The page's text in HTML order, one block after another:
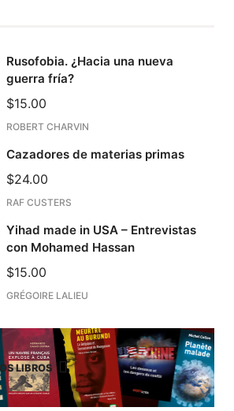
Rusofobia. ¿Hacia una nueva
guerra fría?
$15.00
ROBERT CHARVIN
Cazadores de materias primas
$24.00
RAF CUSTERS
Yihad made in USA – Entrevistas
con Mohamed Hassan
$15.00
GRÉGOIRE LALIEU
LIBROS